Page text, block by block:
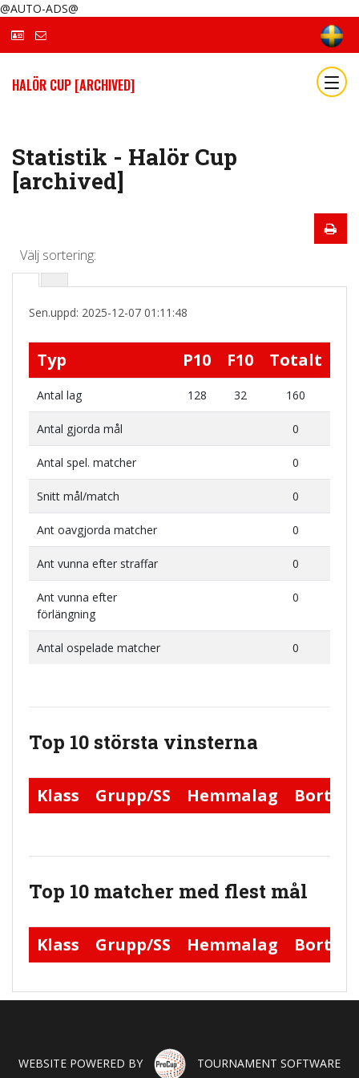
@AUTO-ADS@
HALÖR CUP [ARCHIVED]
Statistik - Halör Cup
[archived]
Välj sortering:
Sen.uppd: 2025-12-07 01:11:48
Typ P10 F10 Totalt
Antal lag 128 32 160
Antal gjorda mål 0
Antal spel. matcher 0
Snitt mål/match 0
Ant oavgjorda matcher 0
Ant vunna efter straffar 0
Ant vunna efter
förlängning
0
Antal ospelade matcher 0
Top 10 största vinsterna
Klass Grupp/SS Hemmalag
Top 10 matcher med flest mål
Klass Grupp/SS Hemmalag
WEBSITE POWERED BY TOURNAMENT SOFTWARE